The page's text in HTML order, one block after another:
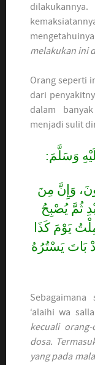
melakukan ini
Orang seperti
dari
dalam
menjadi sulit
وَسَلَّمَ:
وَإِنَّ مِنَ
ثُمَّ يُصْبِحُ
يَوْمَ كَذَا
بَاتَ يَسْتُرُهُ
‘alaihi wa
kecuali
dosa.
yang pada